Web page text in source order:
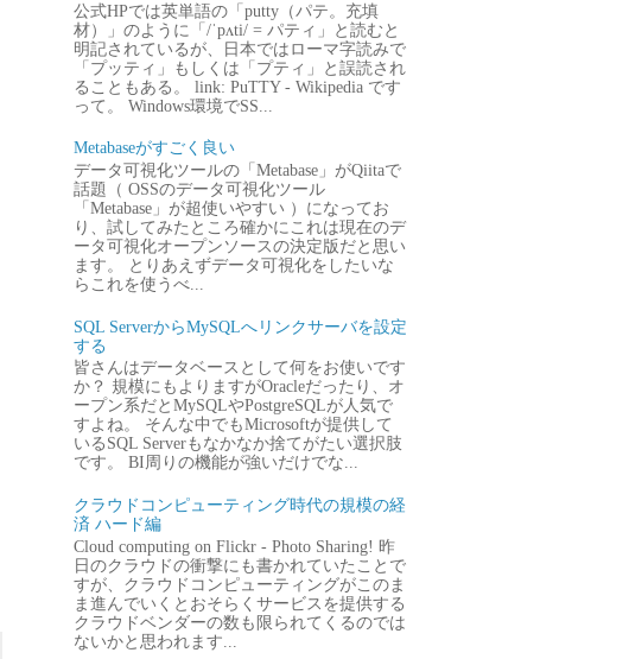
公式HPでは英単語の「putty（パテ。充填
材）」のように「/ˈpʌti/ = パティ」と読むと
明記されているが、日本ではローマ字読みで
「プッティ」もしくは「プティ」と誤読され
ることもある。 link: PuTTY - Wikipedia です
って。 Windows環境でSS...
Metabaseがすごく良い
データ可視化ツールの「Metabase」がQiitaで
話題（ OSSのデータ可視化ツール
「Metabase」が超使いやすい ）になってお
り、試してみたところ確かにこれは現在のデ
ータ可視化オープンソースの決定版だと思い
ます。 とりあえずデータ可視化をしたいな
らこれを使うべ...
SQL ServerからMySQLへリンクサーバを設定
する
皆さんはデータベースとして何をお使いです
か？ 規模にもよりますがOracleだったり、オ
ープン系だとMySQLやPostgreSQLが人気で
すよね。 そんな中でもMicrosoftが提供して
いるSQL Serverもなかなか捨てがたい選択肢
です。 BI周りの機能が強いだけでな...
クラウドコンピューティング時代の規模の経
済 ハード編
Cloud computing on Flickr - Photo Sharing! 昨
日のクラウドの衝撃にも書かれていたことで
すが、クラウドコンピューティングがこのま
ま進んでいくとおそらくサービスを提供する
クラウドベンダーの数も限られてくるのでは
ないかと思われます...